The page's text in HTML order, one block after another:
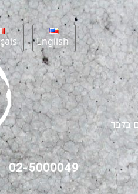
בלבד
English
02-5000049